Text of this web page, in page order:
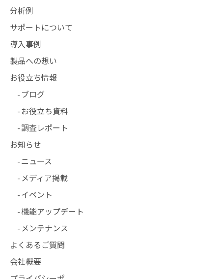
分析例
サポートについて
導入事例
製品への想い
お役立ち情報
ブログ
お役立ち資料
調査レポート
お知らせ
ニュース
メディア掲載
イベント
機能アップデート
メンテナンス
よくあるご質問
会社概要